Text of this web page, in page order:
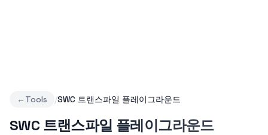
← Tools /SWC 트랜스파일 플레이그라운드
SWC 트랜스파일 플레이그라운드